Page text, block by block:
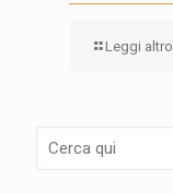
Leggi altro